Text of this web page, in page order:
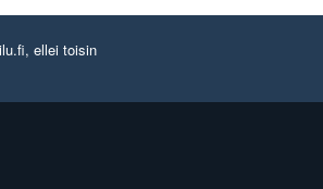
ellei toisin